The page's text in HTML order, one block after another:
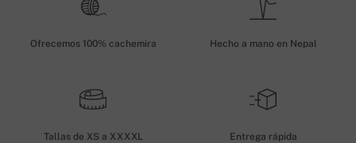
Ofrecemos 100% cachemira Hecho a mano en Nepal
Tallas de XS a XXXXL Entrega rápida